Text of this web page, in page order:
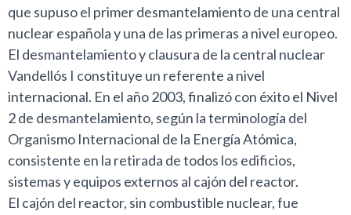
que supuso el primer desmantelamiento de una central
nuclear española y una de las primeras a nivel europeo.
El desmantelamiento y clausura de la central nuclear
Vandellós I constituye un referente a nivel
internacional. En el año 2003, finalizó con éxito el Nivel
2 de desmantelamiento, según la terminología del
Organismo Internacional de la Energía Atómica,
consistente en la retirada de todos los edificios,
sistemas y equipos externos al cajón del reactor.
El cajón del reactor, sin combustible nuclear, fue